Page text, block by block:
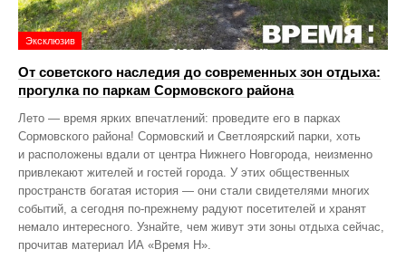
Эксклюзив
От советского наследия до современных зон отдыха:
прогулка по паркам Сормовского района
Лето — время ярких впечатлений: проведите его в парках
Сормовского района! Сормовский и Светлоярский парки, хоть
и расположены вдали от центра Нижнего Новгорода, неизменно
привлекают жителей и гостей города. У этих общественных
пространств богатая история — они стали свидетелями многих
событий, а сегодня по‑прежнему радуют посетителей и хранят
немало интересного. Узнайте, чем живут эти зоны отдыха сейчас,
прочитав материал ИА «Время Н».